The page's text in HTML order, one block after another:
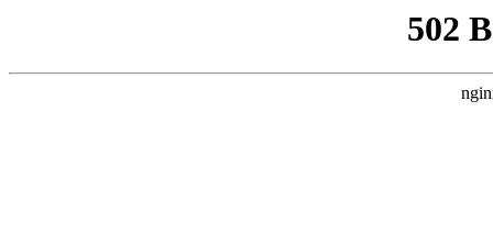
502